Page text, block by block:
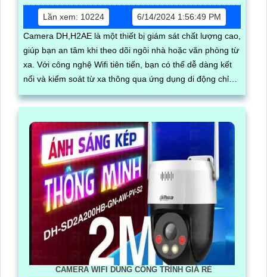
Lần xem: 10224
6/14/2024 1:56:49 PM
Camera DH,H2AE là một thiết bị giám sát chất lượng cao,
giúp bạn an tâm khi theo dõi ngôi nhà hoặc văn phòng từ
xa. Với công nghệ Wifi tiên tiến, bạn có thể dễ dàng kết
nối và kiểm soát từ xa thông qua ứng dụng di động chỉ
bằng vài thao tác đơn giản
CAMERA WIFI DÙNG CÔNG TRÌNH GIÁ RẺ